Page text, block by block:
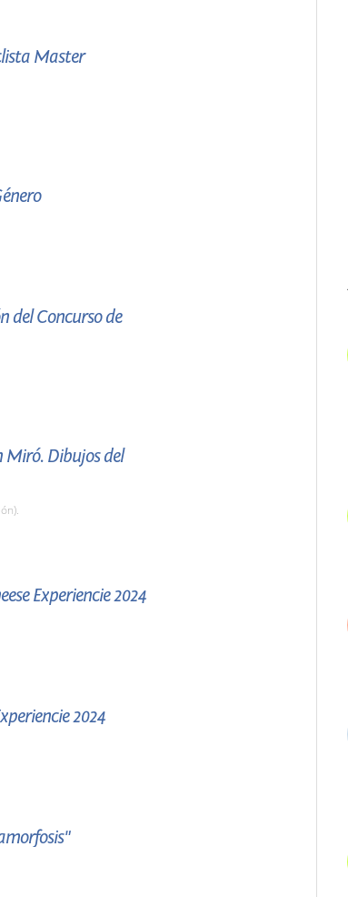
Master
del Concurso de
Miró. Dibujos del
Experiencie 2024
2024